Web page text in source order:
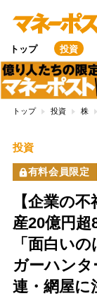
トップ 投資
トップ 投資 株
投資
有料会員限定
【企業の
産20億円
「面白い
ガーハン
連・網屋に